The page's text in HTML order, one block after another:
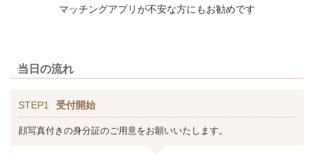
マッチングアプリが不安な方にもお勧めです
当日の流れ
STEP1 受付開始
顔写真付きの身分証のご用意をお願いいたします。